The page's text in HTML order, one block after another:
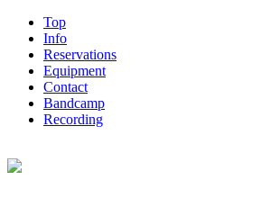
Top
Info
Reservations
Equipment
Contact
Bandcamp
Recording